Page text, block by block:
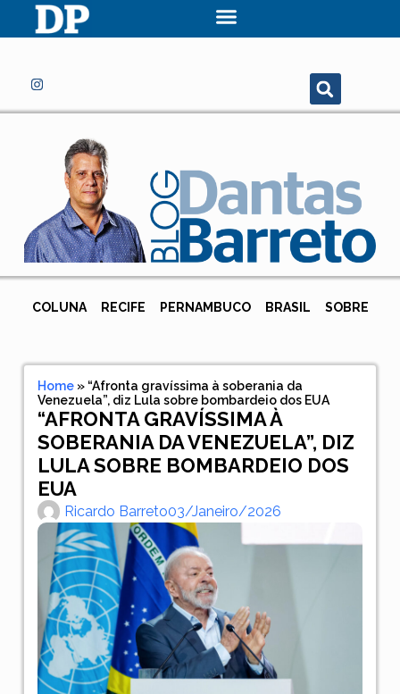
COLUNA RECIFE PERNAMBUCO BRASIL SOBRE
Home» “Afronta gravíssima à soberania da
Venezuela”, diz Lula sobre bombardeio dos EUA
“AFRONTA GRAVÍSSIMA À
SOBERANIA DA VENEZUELA”, DIZ
LULA SOBRE BOMBARDEIO DOS
EUA
Ricardo Barreto03/janeiro/2026